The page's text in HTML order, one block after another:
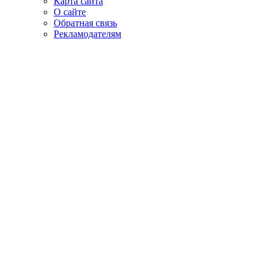
О сайте
Обратная связь
Рекламодателям